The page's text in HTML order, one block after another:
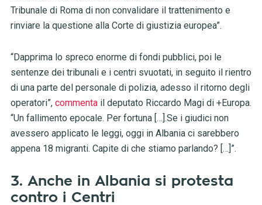
Tribunale di Roma di non convalidare il trattenimento e
rinviare la questione alla Corte di giustizia europea”.
“Dapprima lo spreco enorme di fondi pubblici, poi le
sentenze dei tribunali e i centri svuotati, in seguito il rientro
di una parte del personale di polizia, adesso il ritorno degli
operatori”, commentail deputato Riccardo Magi di +Europa.
“Un fallimento epocale. Per fortuna […].Se i giudici non
avessero applicato le leggi, oggi in Albania ci sarebbero
appena 18 migranti. Capite di che stiamo parlando? […]”.
3. Anche in Albania si protesta
contro i Centri